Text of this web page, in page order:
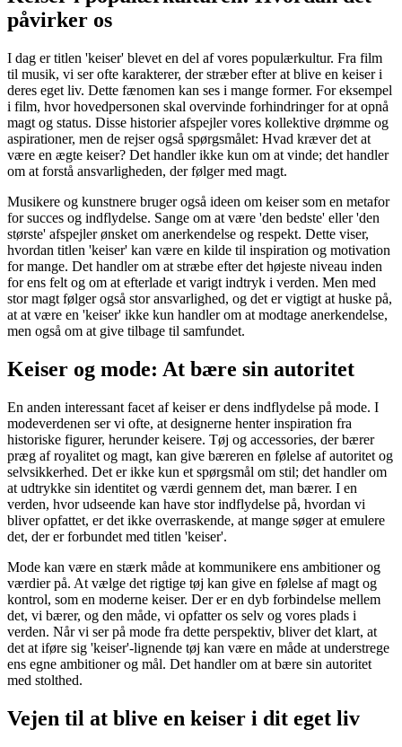
påvirker os
I dag er titlen 'keiser' blevet en del af vores populærkultur. Fra film
til musik, vi ser ofte karakterer, der stræber efter at blive en keiser i
deres eget liv. Dette fænomen kan ses i mange former. For eksempel
i film, hvor hovedpersonen skal overvinde forhindringer for at opnå
magt og status. Disse historier afspejler vores kollektive drømme og
aspirationer, men de rejser også spørgsmålet: Hvad kræver det at
være en ægte keiser? Det handler ikke kun om at vinde; det handler
om at forstå ansvarligheden, der følger med magt.
Musikere og kunstnere bruger også ideen om keiser som en metafor
for succes og indflydelse. Sange om at være 'den bedste' eller 'den
største' afspejler ønsket om anerkendelse og respekt. Dette viser,
hvordan titlen 'keiser' kan være en kilde til inspiration og motivation
for mange. Det handler om at stræbe efter det højeste niveau inden
for ens felt og om at efterlade et varigt indtryk i verden. Men med
stor magt følger også stor ansvarlighed, og det er vigtigt at huske på,
at at være en 'keiser' ikke kun handler om at modtage anerkendelse,
men også om at give tilbage til samfundet.
Keiser og mode: At bære sin autoritet
En anden interessant facet af keiser er dens indflydelse på mode. I
modeverdenen ser vi ofte, at designerne henter inspiration fra
historiske figurer, herunder keisere. Tøj og accessories, der bærer
præg af royalitet og magt, kan give bæreren en følelse af autoritet og
selvsikkerhed. Det er ikke kun et spørgsmål om stil; det handler om
at udtrykke sin identitet og værdi gennem det, man bærer. I en
verden, hvor udseende kan have stor indflydelse på, hvordan vi
bliver opfattet, er det ikke overraskende, at mange søger at emulere
det, der er forbundet med titlen 'keiser'.
Mode kan være en stærk måde at kommunikere ens ambitioner og
værdier på. At vælge det rigtige tøj kan give en følelse af magt og
kontrol, som en moderne keiser. Der er en dyb forbindelse mellem
det, vi bærer, og den måde, vi opfatter os selv og vores plads i
verden. Når vi ser på mode fra dette perspektiv, bliver det klart, at
det at iføre sig 'keiser'-lignende tøj kan være en måde at understrege
ens egne ambitioner og mål. Det handler om at bære sin autoritet
med stolthed.
Vejen til at blive en keiser i dit eget liv